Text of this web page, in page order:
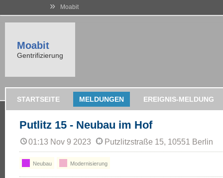
» Moabit
Moabit
Gentrifizierung
STARTSEITE MELDUNGEN EREIGNIS-MELDUNG
Putlitz 15 - Neubau im Hof
01:13 Nov 9 2023 Putzlitzstraße 15, 10551 Berlin
Neubau Modernisierung